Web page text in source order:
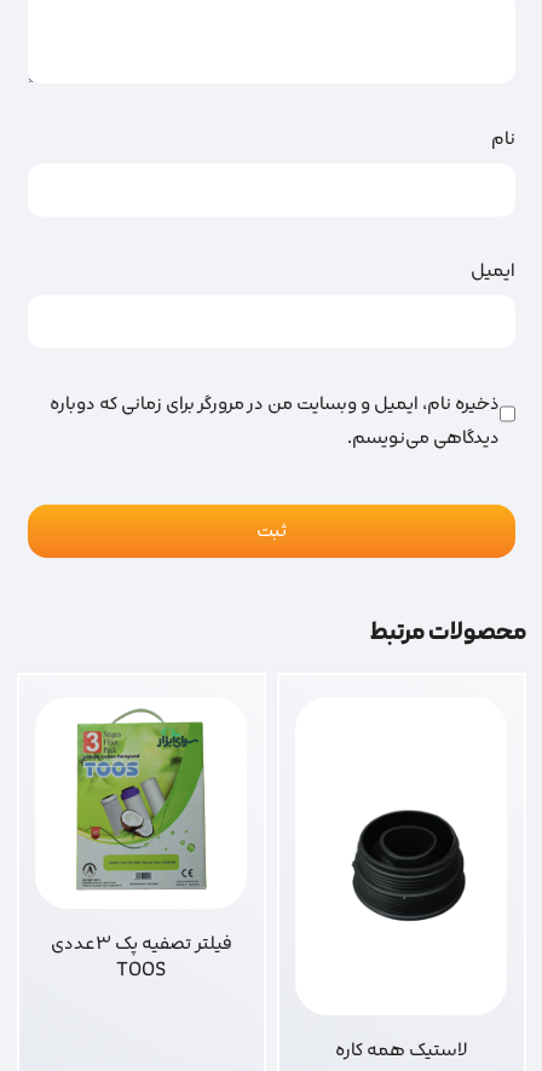
نام
ایمیل
ذخیره نام، ایمیل و وبسایت من در مرورگر برای زمانی که دوباره
دیدگاهی می‌نویسم.
محصولات مرتبط
لاستیک همه کاره
فیلتر تصفیه پک 3عددی
TOOS